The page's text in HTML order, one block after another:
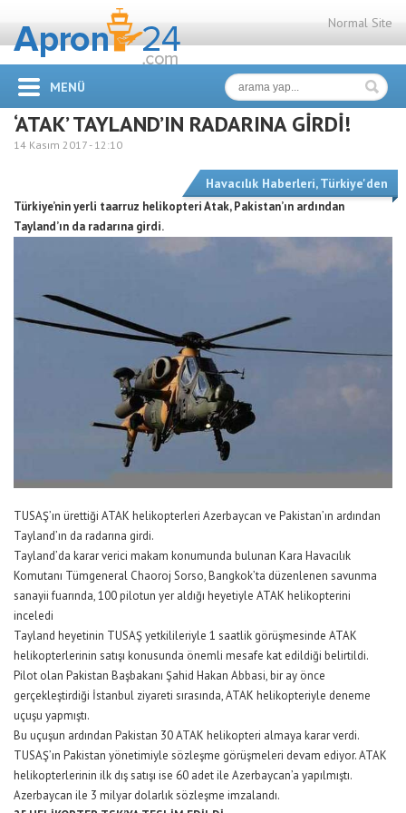
Normal Site
MENÜ
‘ATAK’ TAYLAND’IN RADARINA GİRDİ!
14 Kasım 2017 - 12:10
Havacılık Haberleri,Türkiye'den
Türkiye’nin yerli taarruz helikopteri Atak, Pakistan’ın ardından
Tayland’ın da radarına girdi.
TUSAŞ’ın ürettiği ATAK helikopterleri Azerbaycan ve Pakistan’ın ardından
Tayland’ın da radarına girdi.
Tayland’da karar verici makam konumunda bulunan Kara Havacılık
Komutanı Tümgeneral Chaoroj Sorso, Bangkok’ta düzenlenen savunma
sanayii fuarında, 100 pilotun yer aldığı heyetiyle ATAK helikopterini
inceledi
Tayland heyetinin TUSAŞ yetkilileriyle 1 saatlik görüşmesinde ATAK
helikopterlerinin satışı konusunda önemli mesafe kat edildiği belirtildi.
Pilot olan Pakistan Başbakanı Şahid Hakan Abbasi, bir ay önce
gerçekleştirdiği İstanbul ziyareti sırasında, ATAK helikopteriyle deneme
uçuşu yapmıştı.
Bu uçuşun ardından Pakistan 30 ATAK helikopteri almaya karar verdi.
TUSAŞ’ın Pakistan yönetimiyle sözleşme görüşmeleri devam ediyor. ATAK
helikopterlerinin ilk dış satışı ise 60 adet ile Azerbaycan’a yapılmıştı.
Azerbaycan ile 3 milyar dolarlık sözleşme imzalandı.